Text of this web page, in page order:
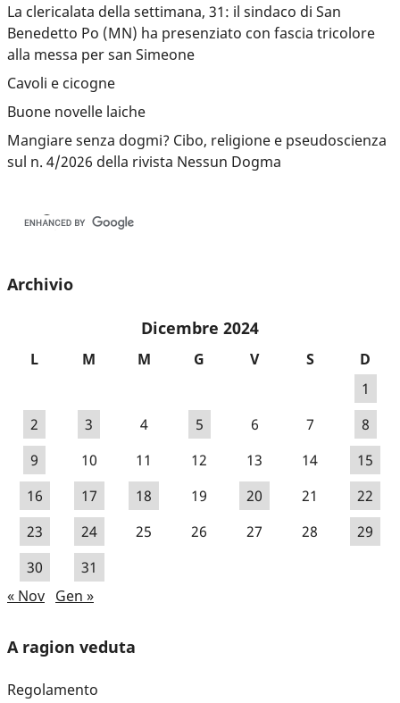
La clericalata della settimana, 31: il sindaco di San
Benedetto Po (MN) ha presenziato con fascia tricolore
alla messa per san Simeone
Cavoli e cicogne
Buone novelle laiche
Mangiare senza dogmi? Cibo, religione e pseudoscienza
sul n. 4/2026 della rivista Nessun Dogma
Archivio
Dicembre 2024
L M M G V S
D
1
2
3 4 5 6 7
8
9
10 11 12 13 14
15
16
17 18 19 20 21
22
23
24 25 26 27 28
29
30
31
« Nov Gen »
A ragion veduta
Regolamento